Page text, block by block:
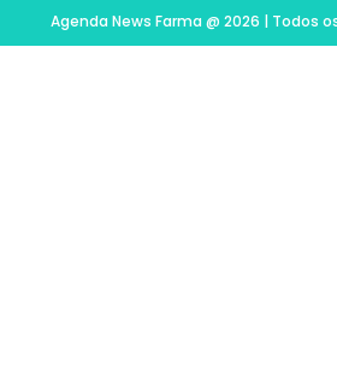
Agenda News Farma @ 2026 | Todos